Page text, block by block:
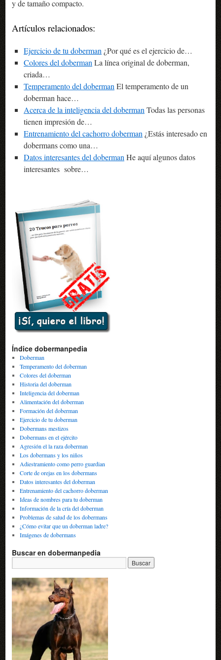
y de tamaño compacto.
Artículos relacionados:
Ejercicio de tu doberman ¿Por qué es el ejercicio de…
Colores del doberman La línea original de doberman,
criada…
Temperamento del doberman El temperamento de un
doberman hace…
Acerca de la inteligencia del doberman Todas las personas
tienen impresión de…
Entrenamiento del cachorro doberman ¿Estás interesado en
dobermans como una…
Datos interesantes del doberman He aquí algunos datos
interesantes sobre…
Índice dobermanpedia
Doberman
Temperamento del doberman
Colores del doberman
Historia del doberman
Inteligencia del doberman
Alimentación del doberman
Formación del doberman
Ejercicio de tu doberman
Dobermans mestizos
Dobermans en el ejército
Agresión el la raza doberman
Los dobermans y los niños
Adiestramiento como perro guardian
Corte de orejas en los dobermans
Datos interesantes del doberman
Entrenamiento del cachorro doberman
Ideas de nombres para tu doberman
Información de la cría del doberman
Problemas de salud de los dobermans
¿Cómo evitar que un doberman ladre?
Imágenes de dobermans
Buscar en dobermanpedia